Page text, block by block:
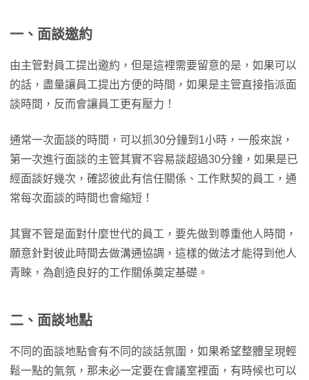
一、面談邀約
由主管對員工提出邀約，但是這裡需要留意的是，如果可以
的話，盡量讓員工提出方便的時間，如果是主管直接指派面
談時間，反而會讓員工更有壓力！
通常一次面談的時間，可以抓30分鐘到1小時，一般來說，
第一次進行面談的主管其實不容易談超過30分鐘，如果是已
經面談好幾次，確認彼此有信任關係、工作默契的員工，通
常每次面談的時間也會縮短！
其實不管是面對什麼世代的員工，要先做到尊重他人時間，
願意針對彼此時間去做溝通協調，這樣的做法才能得到他人
青睞，為創造良好的工作關係奠定基礎。
二、面談地點
不同的面談地點會有不同的談話氛圍，如果希望整體呈現輕
鬆一點的氣氛，那未必一定要在會議室裡面，有時候也可以